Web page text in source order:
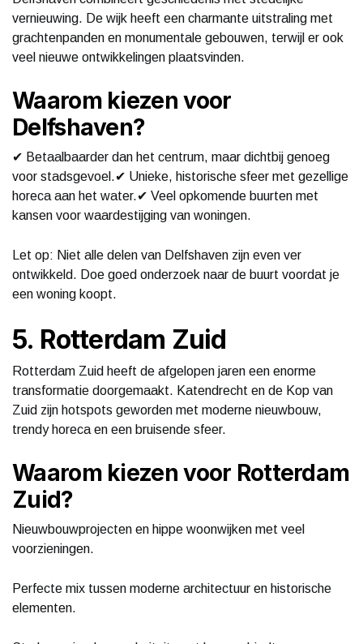
vernieuwing. De wijk heeft een charmante uitstraling met
grachtenpanden en monumentale gebouwen, terwijl er ook
veel nieuwe ontwikkelingen plaatsvinden.
Waarom kiezen voor
Delfshaven?
✔ Betaalbaarder dan het centrum, maar dichtbij genoeg
voor stadsgevoel.✔ Unieke, historische sfeer met gezellige
horeca aan het water.✔ Veel opkomende buurten met
kansen voor waardestijging van woningen.
Let op: Niet alle delen van Delfshaven zijn even ver
ontwikkeld. Doe goed onderzoek naar de buurt voordat je
een woning koopt.
5. Rotterdam Zuid
Rotterdam Zuid heeft de afgelopen jaren een enorme
transformatie doorgemaakt. Katendrecht en de Kop van
Zuid zijn hotspots geworden met moderne nieuwbouw,
trendy horeca en een bruisende sfeer.
Waarom kiezen voor Rotterdam
Zuid?
Nieuwbouwprojecten en hippe woonwijken met veel
voorzieningen.
Perfecte mix tussen moderne architectuur en historische
elementen.